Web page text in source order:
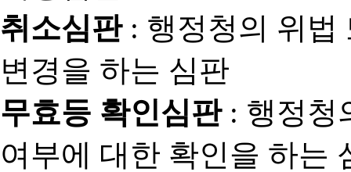
취소심판: 행정청의 위법
변경을 하는 심판
무효등 확인심판: 행정청
여부에 대한 확인을 하는